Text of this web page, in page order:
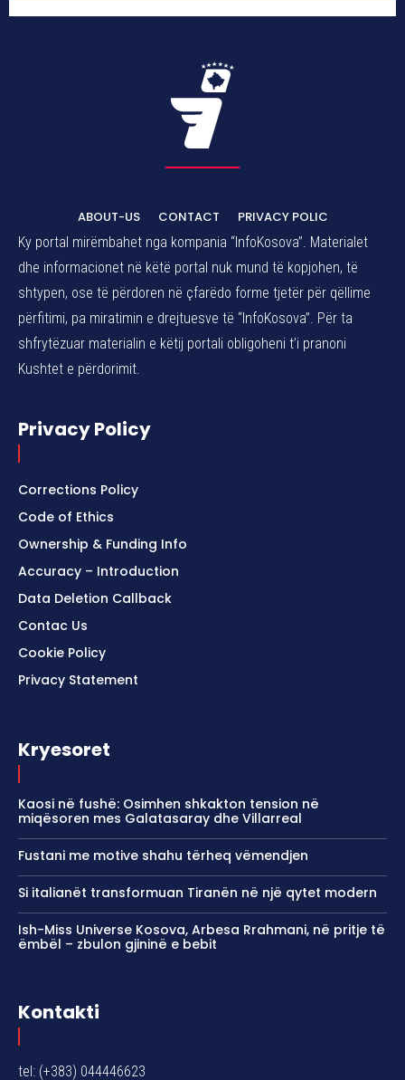
ABOUT-US CONTACT
PRIVACY POLIC
Ky portal mirëmbahet nga kompania “InfoKosova”. Materialet
dhe informacionet në këtë portal nuk mund të kopjohen, të
shtypen, ose të përdoren në çfarëdo forme tjetër për qëllime
përfitimi, pa miratimin e drejtuesve të “InfoKosova”. Për ta
shfrytëzuar materialin e këtij portali obligoheni t’i pranoni
Kushtet e përdorimit.
Privacy Policy
Corrections Policy
Code of Ethics
Ownership & Funding Info
Accuracy – Introduction
Data Deletion Callback
Contac Us
Cookie Policy
Privacy Statement
Kryesoret
Kaosi në fushë: Osimhen shkakton tension në
miqësoren mes Galatasaray dhe Villarreal
Fustani me motive shahu tërheq vëmendjen
Si italianët transformuan Tiranën në një qytet modern
Ish-Miss Universe Kosova, Arbesa Rrahmani, në pritje të
ëmbël – zbulon gjininë e bebit
Kontakti
tel: (+383) 044446623